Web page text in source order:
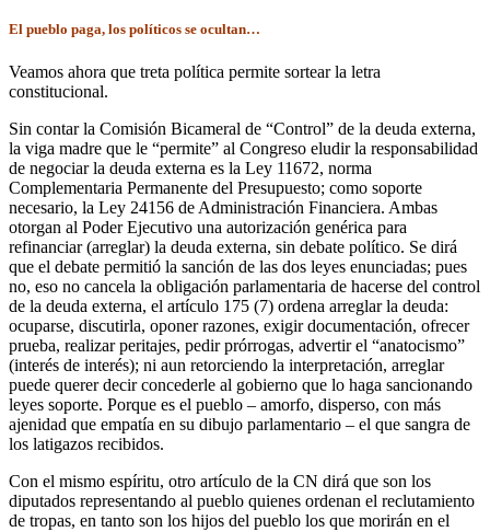
El pueblo paga, los políticos se ocultan…
Veamos ahora que treta política permite sortear la letra
constitucional.
Sin contar la Comisión Bicameral de “Control” de la deuda externa,
la viga madre que le “permite” al Congreso eludir la responsabilidad
de negociar la deuda externa es la Ley 11672, norma
Complementaria Permanente del Presupuesto; como soporte
necesario, la Ley 24156 de Administración Financiera. Ambas
otorgan al Poder Ejecutivo una autorización genérica para
refinanciar (arreglar) la deuda externa, sin debate político. Se dirá
que el debate permitió la sanción de las dos leyes enunciadas; pues
no, eso no cancela la obligación parlamentaria de hacerse del control
de la deuda externa, el artículo 175 (7) ordena arreglar la deuda:
ocuparse, discutirla, oponer razones, exigir documentación, ofrecer
prueba, realizar peritajes, pedir prórrogas, advertir el “anatocismo”
(interés de interés); ni aun retorciendo la interpretación, arreglar
puede querer decir concederle al gobierno que lo haga sancionando
leyes soporte. Porque es el pueblo – amorfo, disperso, con más
ajenidad que empatía en su dibujo parlamentario – el que sangra de
los latigazos recibidos.
Con el mismo espíritu, otro artículo de la CN dirá que son los
diputados representando al pueblo quienes ordenan el reclutamiento
de tropas, en tanto son los hijos del pueblo los que morirán en el